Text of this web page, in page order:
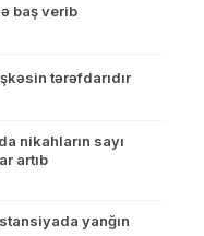
baş verib
tərəfdarıdır
nikahların sayı
artıb
yanğın